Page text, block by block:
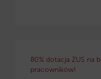
80% dotacja ZUS na
pracowników!